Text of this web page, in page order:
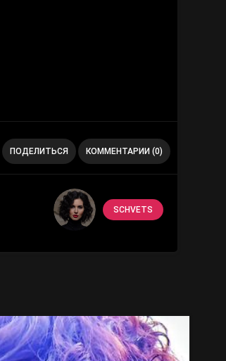
ПОДЕЛИТЬСЯ КОММЕНТАРИИ (0)
SCHVETS